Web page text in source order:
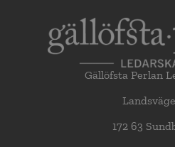
Gällöfsta Perlan
172 63